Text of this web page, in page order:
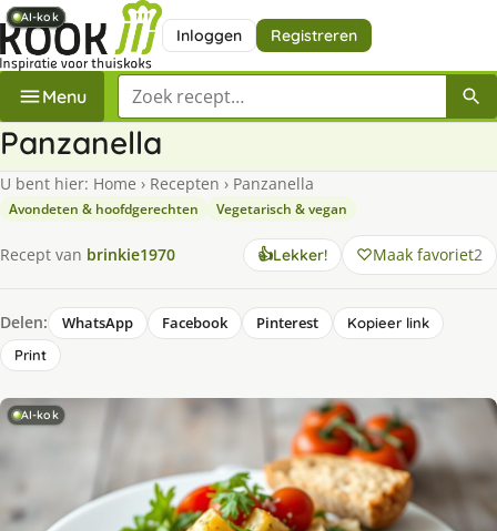
Inloggen Registreren
Menu Zoek een recept
Panzanella
U bent hier: Home › Recepten › Panzanella
Avondeten & hoofdgerechten Vegetarisch & vegan
Recept van brinkie1970 👍Lekker! Maak favoriet2
Delen: WhatsApp Facebook Pinterest
Kopieer link
Print
AI-kok
AI-kok
AI-kok
AI-kok
AI-kok
AI-kok